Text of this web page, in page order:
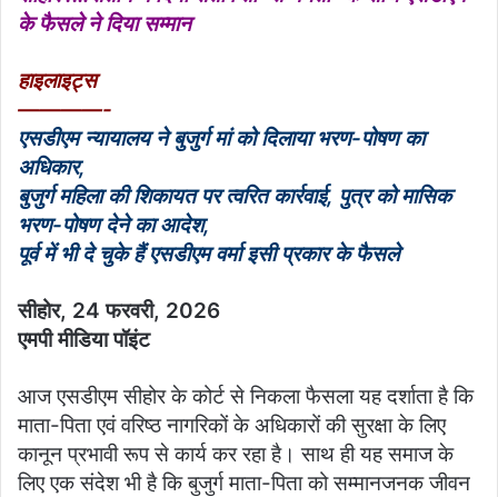
के फैसले ने दिया सम्मान
हाइलाइट्स
————-
एसडीएम न्यायालय ने बुजुर्ग मां को दिलाया भरण-पोषण का
अधिकार,
बुजुर्ग महिला की शिकायत पर त्वरित कार्रवाई, पुत्र को मासिक
भरण-पोषण देने का आदेश,
पूर्व में भी दे चुके हैं एसडीएम वर्मा इसी प्रकार के फैसले
सीहोर, 24 फरवरी, 2026
एमपी मीडिया पॉइंट
आज एसडीएम सीहोर के कोर्ट से निकला फैसला यह दर्शाता है कि
माता-पिता एवं वरिष्ठ नागरिकों के अधिकारों की सुरक्षा के लिए
कानून प्रभावी रूप से कार्य कर रहा है। साथ ही यह समाज के
लिए एक संदेश भी है कि बुजुर्ग माता-पिता को सम्मानजनक जीवन